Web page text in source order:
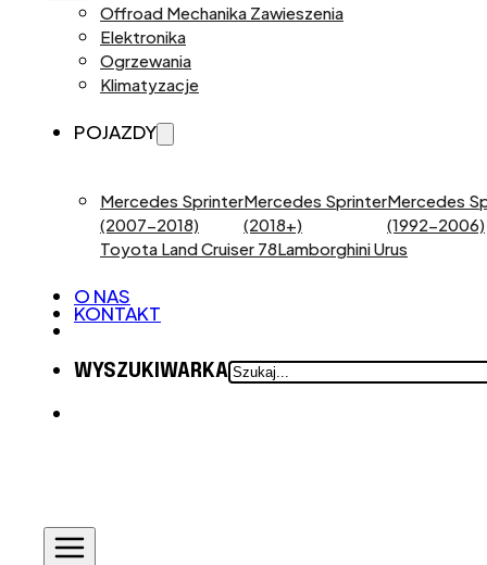
Offroad Mechanika Zawieszenia
Elektronika
Ogrzewania
Klimatyzacje
POJAZDY
Mercedes Sprinter
(2007-2018)
Mercedes Sprinter
(2018+)
Mercedes
(1992-2006)
Toyota Land Cruiser 78Lamborghini Urus
O NAS
KONTAKT
WYSZUKIWARKASZUKAJ